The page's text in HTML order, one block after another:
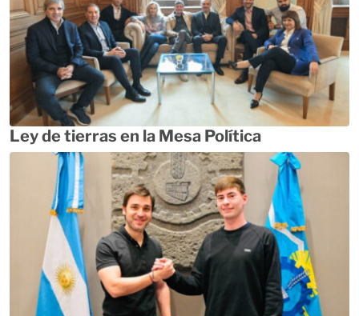
Ley de tierras en la Mesa Política